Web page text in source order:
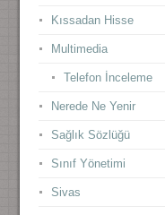
Kıssadan Hisse
Multimedia
Telefon İnceleme
Nerede Ne Yenir
Sağlık Sözlüğü
Sınıf Yönetimi
Sivas